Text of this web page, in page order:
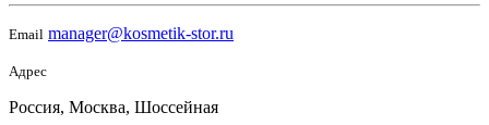
Email manager@kosmetik-stor.ru
Адрес
Россия, Москва, Шоссейная